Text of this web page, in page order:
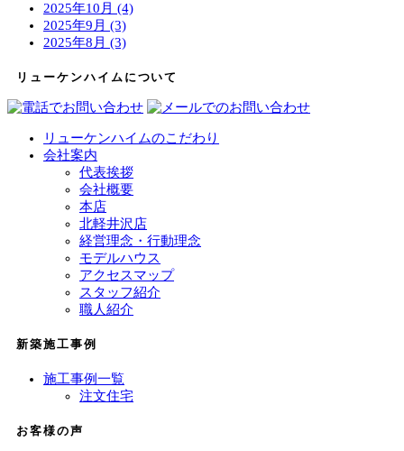
2025年10月 (4)
2025年9月 (3)
2025年8月 (3)
リューケンハイムについて
リューケンハイムのこだわり
会社案内
代表挨拶
会社概要
本店
北軽井沢店
経営理念・行動理念
モデルハウス
アクセスマップ
スタッフ紹介
職人紹介
新築施工事例
施工事例一覧
注文住宅
お客様の声